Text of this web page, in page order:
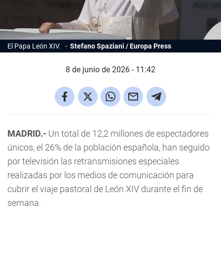
El Papa León XIV. Stefano Spaziani / Europa Press
8 de junio de 2026 - 11:42
MADRID.- Un total de 12,2 millones de espectadores
únicos, el 26% de la población española, han seguido
por televisión las retransmisiones especiales
realizadas por los medios de comunicación para
cubrir el viaje pastoral de León XIV durante el fin de
semana.